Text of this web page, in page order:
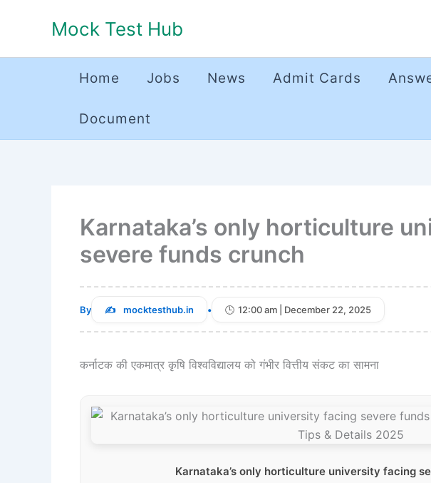
Mock Test Hub
Home Jobs News Admit Cards
Document
Karnataka’s only horticulture
severe funds crunch
By mocktesthub.in • 12:00 am | December 22, 2025
कर्नाटक की एकमात्र कृषि विश्वविद्यालय को गंभीर वित्तीय संकट का सामना
Karnataka’s only horticulture university facing